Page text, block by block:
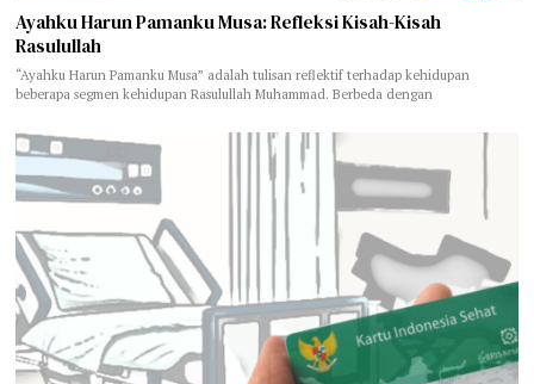
Ayahku Harun Pamanku Musa: Refleksi Kisah-Kisah
Rasulullah
“Ayahku Harun Pamanku Musa” adalah tulisan reflektif terhadap kehidupan
beberapa segmen kehidupan Rasulullah Muhammad. Berbeda dengan